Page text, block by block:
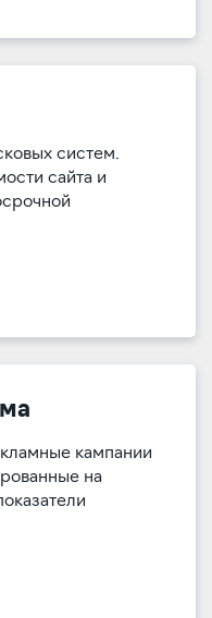
систем.
сайта и
кампании
на